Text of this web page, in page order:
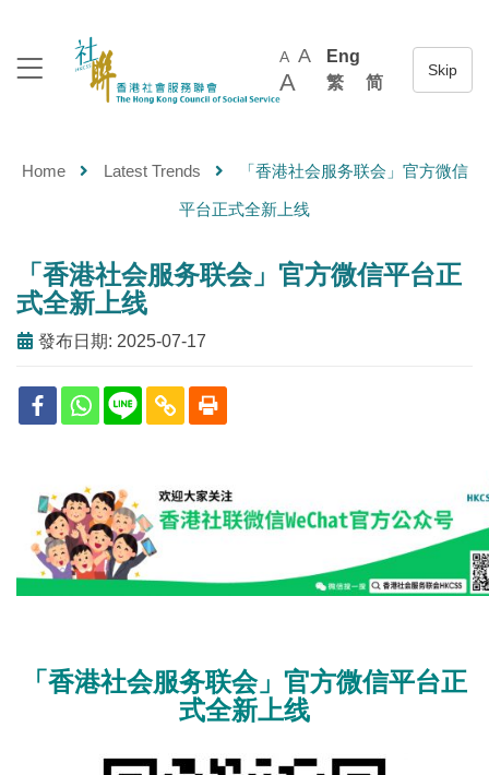
A A
A
Eng
繁
简
Home Latest Trends 「香港社会服务联会」官方微信
平台正式全新上线
「香港社会服务联会」官方微信平台正
式全新上线
發布日期: 2025-07-17
「香港社会服务联会」官方微信平台正
式全新上线